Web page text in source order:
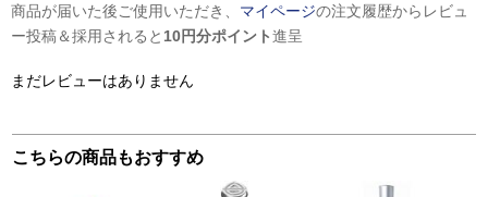
商品が届いた後ご使用いただき、 マイページの注文履歴からレビュ
ー投稿＆採用されると 10円分ポイント進呈
まだレビューはありません
こちらの商品もおすすめ